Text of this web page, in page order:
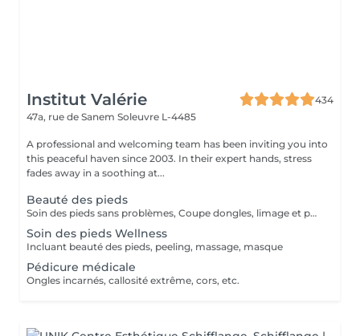
Institut Valérie
434
47a, rue de Sanem Soleuvre L-4485
A professional and welcoming team has been inviting you into
this peaceful haven since 2003. In their expert hands, stress
fades away in a soothing at...
Beauté des pieds
Soin des pieds sans problèmes, Coupe dongles, limage et polissage des ongles, cuticules, peaux cornés
Soin des pieds Wellness
Incluant beauté des pieds, peeling, massage, masque
Pédicure médicale
Ongles incarnés, callosité extrême, cors, etc.